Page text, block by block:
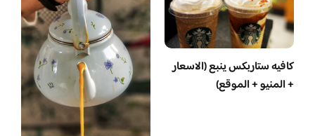
كافيه ستاربكس ينبع (الاسعار
+ المنيو + الموقع)